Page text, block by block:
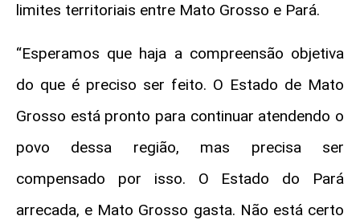
limites territoriais entre Mato Grosso e Pará.
“Esperamos que haja a compreensão objetiva
do que é preciso ser feito. O Estado de Mato
Grosso está pronto para continuar atendendo o
povo dessa região, mas precisa ser
compensado por isso. O Estado do Pará
arrecada, e Mato Grosso gasta. Não está certo